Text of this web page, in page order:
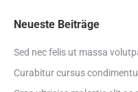
Neueste Beiträge
Sed nec felis ut massa
Curabitur cursus